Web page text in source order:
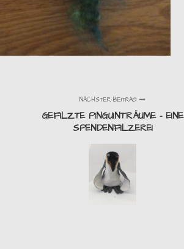
NÄCHSTER BEITRAG
GEFILZTE PINGUINTRÄUME - EINE
SPENDENFILZEREI